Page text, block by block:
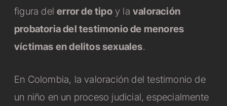
figura delerror de tipoy lavaloración
probatoria del testimonio de menores
víctimas en delitos sexuales.
En Colombia, la valoración del testimonio de
un niño en un proceso judicial, especialmente